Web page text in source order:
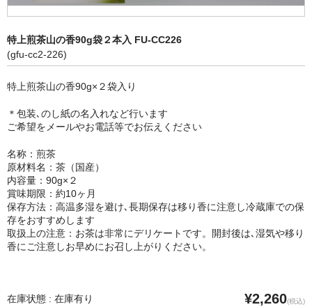
特上煎茶山の香90g袋２本入 FU-CC226
(gfu-cc2-226)
特上煎茶山の香90g×２袋入り
＊包装､のし紙の名入れなど行います
ご希望をメールやお電話等でお伝えください
名称：煎茶
原材料名：茶（国産）
内容量：90g×２
賞味期限：約10ヶ月
保存方法：高温多湿を避け､長期保存は移り香に注意し冷蔵庫での保
存をおすすめします
取扱上の注意：お茶は非常にデリケートです。開封後は､湿気や移り
香にご注意しお早めにお召し上がりください。
在庫状態 : 在庫有り ¥2,260(税込)